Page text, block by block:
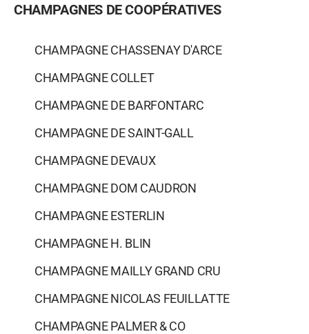
CHAMPAGNES DE COOPÉRATIVES
CHAMPAGNE CHASSENAY D'ARCE
CHAMPAGNE COLLET
CHAMPAGNE DE BARFONTARC
CHAMPAGNE DE SAINT-GALL
CHAMPAGNE DEVAUX
CHAMPAGNE DOM CAUDRON
CHAMPAGNE ESTERLIN
CHAMPAGNE H. BLIN
CHAMPAGNE MAILLY GRAND CRU
CHAMPAGNE NICOLAS FEUILLATTE
CHAMPAGNE PALMER & CO